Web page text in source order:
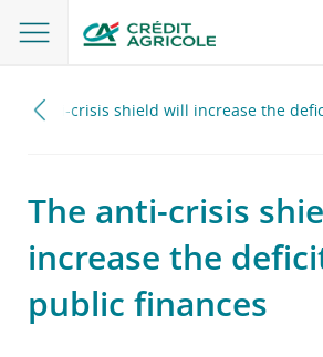
The anti-crisis shield will increase the
The anti-crisis
increase the
public finances